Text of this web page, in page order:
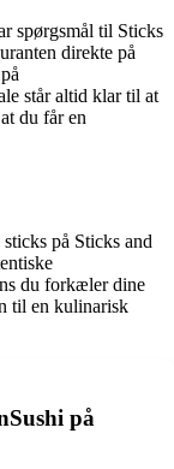
spørgsmål til Sticks
direkte på
står altid klar til at
du får en
på Sticks and
du forkæler dine
til en kulinarisk
på